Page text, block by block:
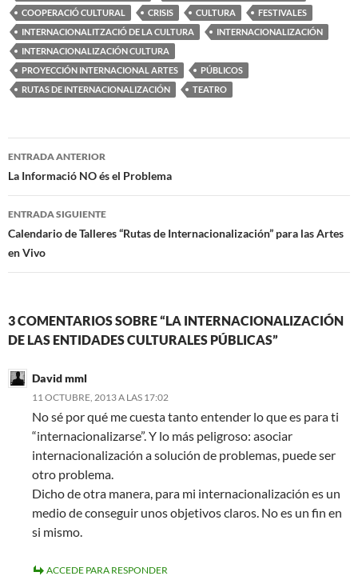
COOPERACIÓ CULTURAL
CRISIS CULTURA
FESTIVALES
INTERNACIONALITZACIÓ DE LA CULTURA
INTERNACIONALIZACIÓN
INTERNACIONALIZACIÓN CULTURA
PROYECCIÓN INTERNACIONAL ARTES
PÚBLICOS
RUTAS DE INTERNACIONALIZACIÓN
TEATRO
Navegación
de
entradas
ENTRADA ANTERIOR
La Informació NO és el Problema
ENTRADA SIGUIENTE
Calendario de Talleres “Rutas de Internacionalización” para las Artes
en Vivo
3 COMENTARIOS SOBRE “LA INTERNACIONALIZACIÓN
DE LAS ENTIDADES CULTURALES PÚBLICAS”
David mml
11 OCTUBRE, 2013 A LAS 17:02
No sé por qué me cuesta tanto entender lo que es para ti
“internacionalizarse”. Y lo más peligroso: asociar
internacionalización a solución de problemas, puede ser
otro problema.
Dicho de otra manera, para mi internacionalización es un
medio de conseguir unos objetivos claros. No es un fin en
si mismo.
ACCEDE PARA RESPONDER